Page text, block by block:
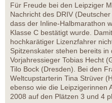
Für Freude bei den Leipziger
Nachricht des DRIV
dass der Inline-Halbmarathon
Klasse C bestätigt wurde.
hochkarätiger Lizenzfahrer
Spitzenskater stehen bereits
Vorjahressieger Tobias Hecht
Tilo Bock (Dresden). Bei den
Weltcupstarterin Tina Strüver
ebenso wie die Leipzigerinnen
2008 auf den Plätzen 3 und 4